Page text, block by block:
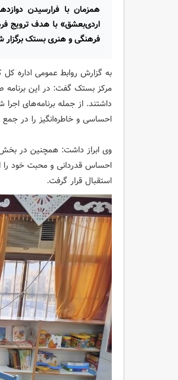
همزمان با فرارسیدن
اردی‌بعشق» با هدف ترویج
فرهنگی و هنری بستک برگزار
به گزارش روابط عمومی اداره
مرکز بستک گفت: در این برنامه
داشتند. از جمله برنامه‌های
احساسی و خاطره‌انگیز را در جمع
وی ابراز داشت: همچنین در بخش
احساس قدردانی و محبت خود را
استقبال قرار گرفت.